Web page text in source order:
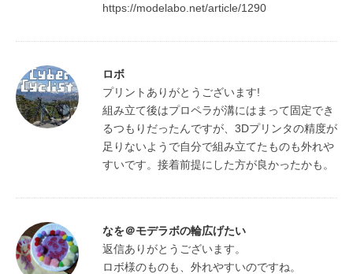
https://modelabo.net/article/1290
ロボ
プリントありがとうございます!
組み立て後はプロペラが溝にはまって固定でき
るつもりだったんですが、3Dプリンタの精度が
足りないようで自分で組み立てたものも外れや
すいです。接着前提にした方が良かったかも。
なを＠モデラボの輪広げたい
返信ありがとうございます。
ロボ様のものも、外れやすいのですね。